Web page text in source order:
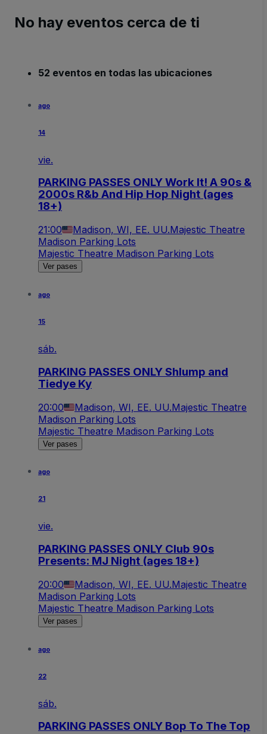
No hay eventos cerca de ti
52 eventos en todas las ubicaciones
ago
14
vie.
PARKING PASSES ONLY Work It! A 90s &
2000s R&b And Hip Hop Night (ages
18+)
21:00 Madison, WI, EE. UU.Majestic Theatre
Madison Parking Lots
Majestic Theatre Madison Parking Lots
Ver pases
ago
15
sáb.
PARKING PASSES ONLY Shlump and
Tiedye Ky
20:00 Madison, WI, EE. UU.Majestic Theatre
Madison Parking Lots
Majestic Theatre Madison Parking Lots
Ver pases
ago
21
vie.
PARKING PASSES ONLY Club 90s
Presents: MJ Night (ages 18+)
20:00 Madison, WI, EE. UU.Majestic Theatre
Madison Parking Lots
Majestic Theatre Madison Parking Lots
Ver pases
ago
22
sáb.
PARKING PASSES ONLY Bop To The Top